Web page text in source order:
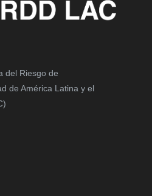
del Riesgo de
de América Latina y el